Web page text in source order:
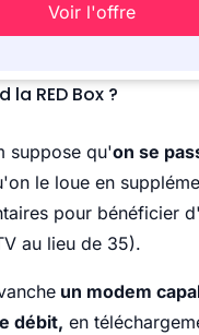
Voir l'offre
RED Box ?
suppose qu'on se
le loue en
pour bénéficier
au lieu de 35).
un modem
débit, en